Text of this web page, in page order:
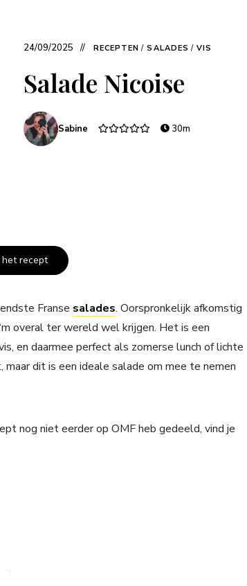
24/09/2025 RECEPTEN / SALADES / VIS
Salade Nicoise
Sabine 30m
recept
Franse salades. Oorspronkelijk afkomstig
overal ter wereld wel krijgen. Het is een
en daarmee perfect als zomerse lunch of lichte
dit is een ideale salade om mee te nemen
nog niet eerder op OMF heb gedeeld, vind je